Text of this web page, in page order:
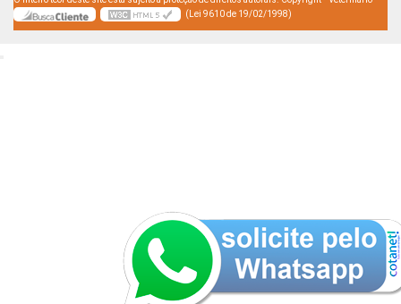
(Lei 9610 de 19/02/1998)